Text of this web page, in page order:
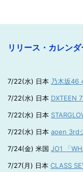
リリース・カレンダ
7/22(水) 日本 乃木坂46
7/22(水) 日本 DXTEEN
7/22(水) 日本
7/22(水) 日本 aoen 3rd
7/24(金) 米国 JO1 「
7/27(月) 日本 CLASS